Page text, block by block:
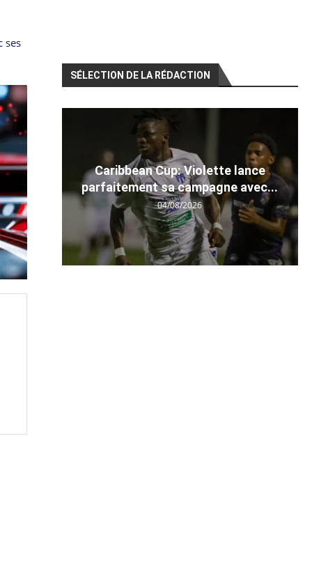
ses
SÉLECTION DE LA RÉDACTION
Caribbean Cup: Violette lance
parfaitement sa campagne avec...
04/08/2026